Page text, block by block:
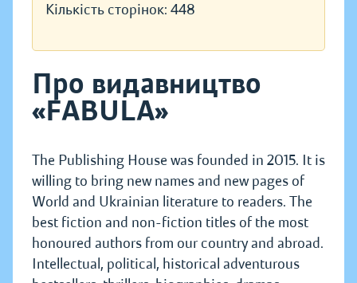
Кількість сторінок: 448
Про видавництво
«FABULA»
The Publishing House was founded in 2015. It is
willing to bring new names and new pages of
World and Ukrainian literature to readers. The
best fiction and non-fiction titles of the most
honoured authors from our country and abroad.
Intellectual, political, historical adventurous